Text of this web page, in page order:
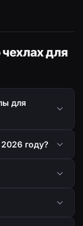
для
для
году?